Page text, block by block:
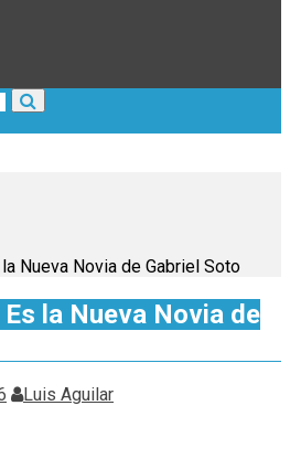
Nueva Novia de Gabriel Soto
la Nueva Novia de
Luis Aguilar